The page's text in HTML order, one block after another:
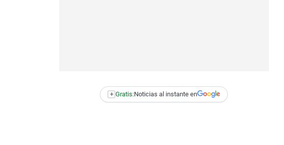
+ Gratis:Noticias al instante en